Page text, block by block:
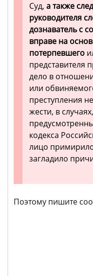
Суд, а также
руководителя
дознаватель с
вправе на
потерпевшего
представителя
дело в
или
преступления
жести, в случаях,
кодекса
лицо
загладило
Поэтому пишите